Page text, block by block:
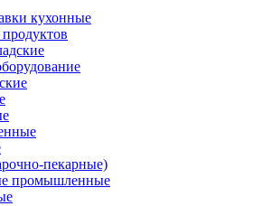
кухонные
пекарные)
промышленные